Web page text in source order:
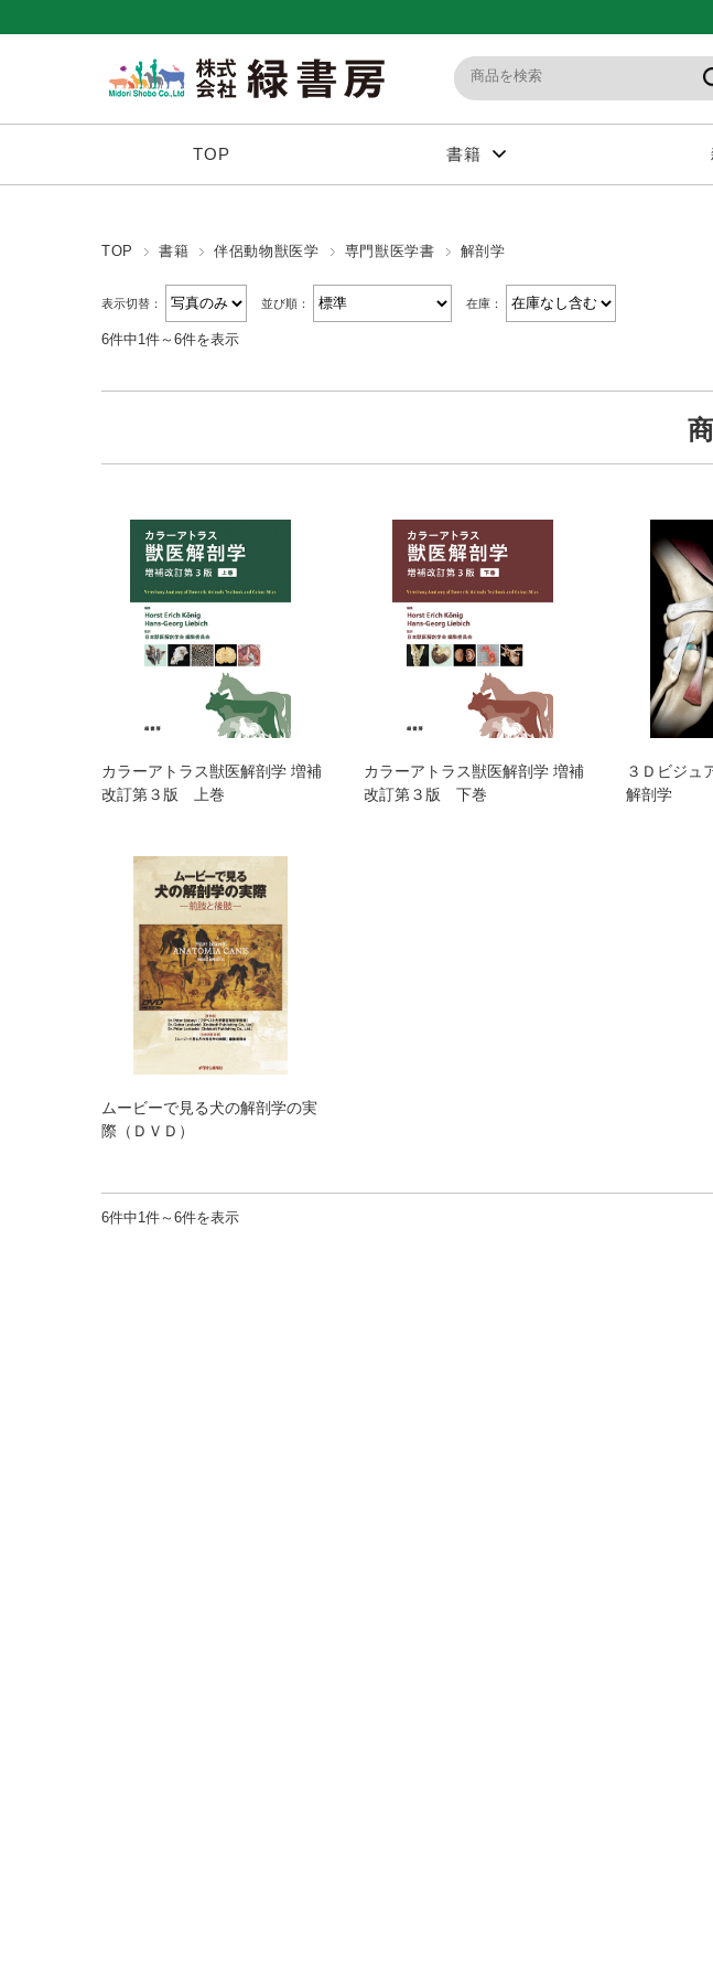
TOP 書籍
TOP 書籍 伴侶動物獣医学 専門獣医学書 解剖学
表示切替： 並び順： 在庫：
6件中1件～6件を表示
カラーアトラス獣医解剖学 増補
改訂第３版 上巻
カラーアトラス獣医解剖学 増補
改訂第３版 下巻
３Ｄビジュ
解剖学
ムービーで見る犬の解剖学の実
際（ＤＶＤ）
6件中1件～6件を表示